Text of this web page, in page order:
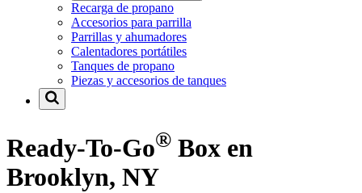
Recarga de propano
Accesorios para parrilla
Parrillas y ahumadores
Calentadores portátiles
Tanques de propano
Piezas y accesorios de tanques
Ready-To-Go® Box en
Brooklyn, NY